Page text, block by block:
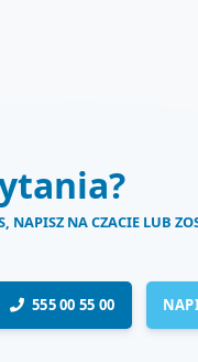
NAPISZ NA CZACIE LUB
555 00 55 00